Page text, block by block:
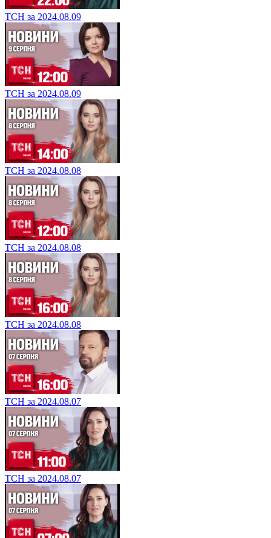
ТСН за 2024.08.09
ТСН за 2024.08.09
ТСН за 2024.08.08
ТСН за 2024.08.08
ТСН за 2024.08.08
ТСН за 2024.08.07
ТСН за 2024.08.07